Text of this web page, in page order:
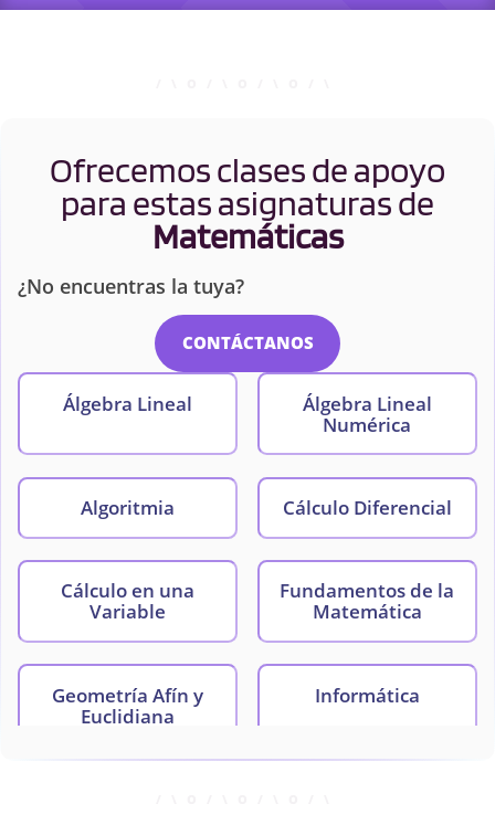
Ofrecemos clases de apoyo
para estas asignaturas de
Matemáticas
¿No encuentras la tuya?
CONTÁCTANOS
Álgebra Lineal
Álgebra Lineal
Numérica
Algoritmia Cálculo Diferencial
Cálculo en una
Variable
Fundamentos de la
Matemática
Geometría Afín y
Euclidiana
Informática